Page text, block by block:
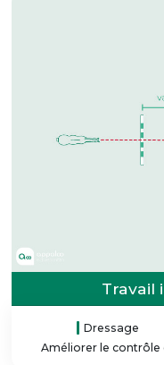
Travail
Dressage
Améliorer le contrôle